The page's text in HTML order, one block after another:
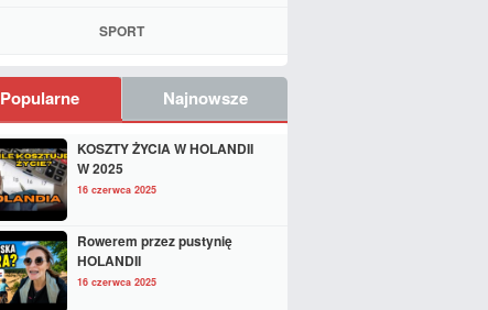
SPORT
Popularne Najnowsze
KOSZTY ŻYCIA W HOLANDII
W 2025
16 czerwca 2025
Rowerem przez pustynię
HOLANDII
16 czerwca 2025